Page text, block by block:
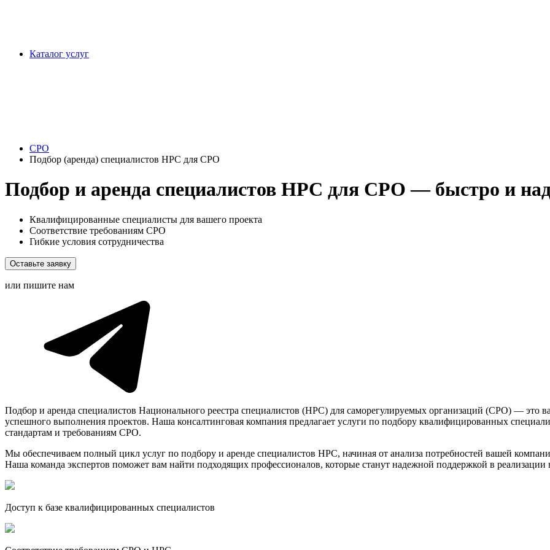
Каталог услуг
СРО
Подбор (аренда) специалистов НРС для СРО
Подбор и аренда специалистов НРС для СРО — быстро и
Квалифицированные специалисты для вашего проекта
Соответствие требованиям СРО
Гибкие условия сотрудничества
Оставьте заявку
или пишите нам
Подбор и аренда специалистов Национального реестра специалистов (НРС) для саморегулируемых организаций (СРО) — это
успешного выполнения проектов. Наша консалтинговая компания предлагает услуги по подбору квалифицированных
стандартам и требованиям СРО.
Мы обеспечиваем полный цикл услуг по подбору и аренде специалистов НРС, начиная от анализа потребностей вашей
Наша команда экспертов поможет вам найти подходящих профессионалов, которые станут надежной поддержкой в реализации
Доступ к базе квалифицированных специалистов